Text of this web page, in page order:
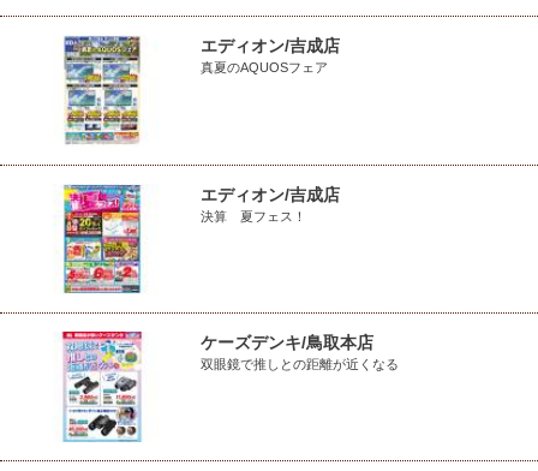
エディオン/吉成店
真夏のAQUOSフェア
エディオン/吉成店
決算 夏フェス！
ケーズデンキ/鳥取本店
双眼鏡で推しとの距離が近くなる